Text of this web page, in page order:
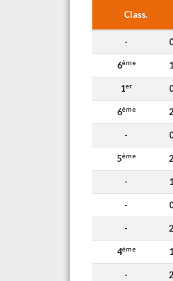
Class.
-
6ème
1er
6ème
-
5ème
-
-
-
4ème
-